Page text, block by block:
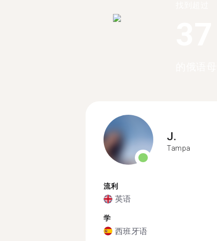
J.
Tampa
流利
英语
学
西班牙语